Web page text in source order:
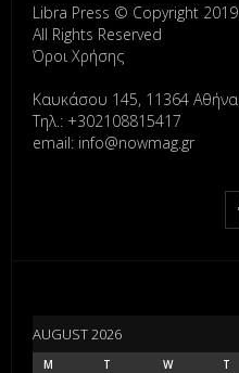
Libra Press © Copyright 2019
All Rights Reserved
Όροι Χρήσης
Καυκάσου 145, 11364 Αθήνα
Τηλ.: +302108815417
email: info@nowmag.gr
AUGUST 2026
M T W T